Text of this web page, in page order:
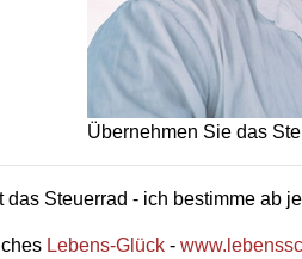
Übernehmen Sie das
das Steuerrad - ich bestimme ab
Lebens-Glück -